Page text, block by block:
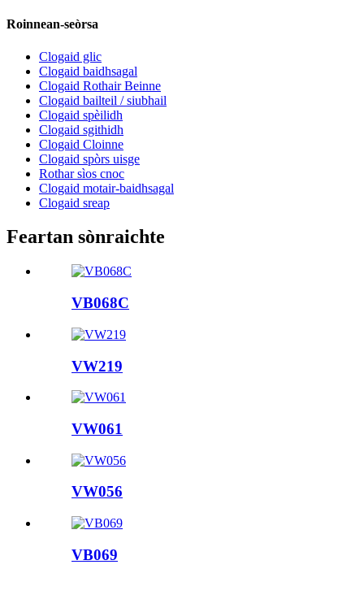
Roinnean-seòrsa
Clogaid glic
Clogaid baidhsagal
Clogaid Rothair Beinne
Clogaid bailteil / siubhail
Clogaid spèilidh
Clogaid sgithidh
Clogaid Cloinne
Clogaid spòrs uisge
Rothar sìos cnoc
Clogaid motair-baidhsagal
Clogaid sreap
Feartan sònraichte
VB068C
VW219
VW061
VW056
VB069